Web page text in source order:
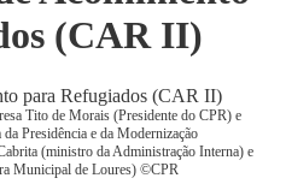
(CAR II)
Tito de Morais (Presidente do CPR) e
Presidência e da Modernização
(ministro da Administração Interna) e
Municipal de Loures) ©CPR